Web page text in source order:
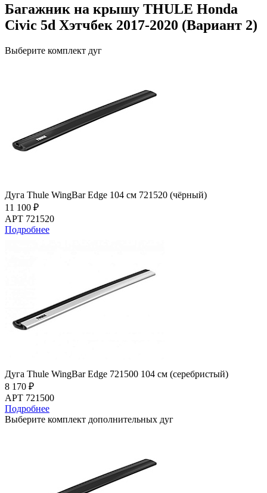
Багажник на крышу THULE Honda
Civic 5d Хэтчбек 2017-2020 (Вариант 2)
Выберите комплект дуг
Дуга Thule WingBar Edge 104 см 721520 (чёрный)
11 100 ₽
АРТ 721520
Подробнее
Дуга Thule WingBar Edge 721500 104 см (серебристый)
8 170 ₽
АРТ 721500
Подробнее
Выберите комплект дополнительных дуг